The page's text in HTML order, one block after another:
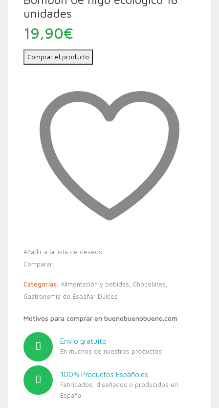
unidades
19,90€
Comprar el producto
Añadir a la lista de deseos
Comparar
Categorías: Alimentación y bebidas Chocolates
Gastronomía de España: Dulces
Motivos para comprar en buenobuenobueno.com
Envío gratuíto
En muchos de nuestros productos
100% Productos Españoles
Fabricados, diseñados o producidos en
España